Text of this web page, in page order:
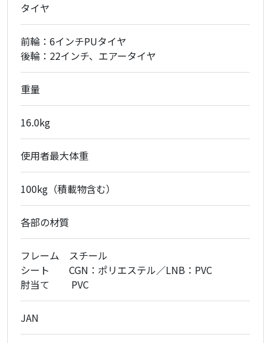
タイヤ
前輪：6インチPUタイヤ
後輪：22インチ、エアータイヤ
重量
16.0kg
使用者最大体重
100kg（積載物含む）
各部の材質
フレーム スチール
シート CGN：ポリエステル／LNB：PVC
肘当て PVC
JAN